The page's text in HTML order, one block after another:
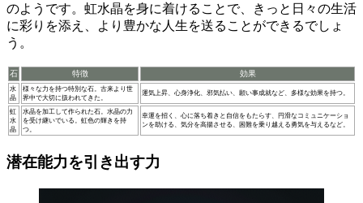
のようです。虹水晶を身に着けることで、きっと日々の生活
に彩りを添え、より豊かな人生を送ることができるでしょ
う。
石 特徴 効果
水
晶
様々な力を持つ特別な石。古来より世
界中で大切に扱われてきた。
運気上昇、心身浄化、邪気払い、願い事成就など、多様な効果を持つ。
虹
水
晶
水晶を加工して作られた石。水晶の力
を受け継いでいる。虹色の輝きを持
つ。
幸運を招く、心に落ち着きと自信をもたらす、円滑なコミュニケーショ
ンを助ける、気分を高揚させる、困難を乗り越える勇気を与えるなど。
潜在能力を引き出す力